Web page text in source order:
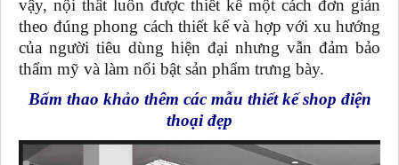
vậy, nội thất luôn được thiết kế một cách đơn giản
theo đúng phong cách thiết kế và hợp với xu hướng
của người tiêu dùng hiện đại nhưng vẫn đảm bảo
thẩm mỹ và làm nổi bật sản phẩm trưng bày.
Bấm thao khảo thêm các mẫu thiết kế shop điện
thoại đẹp